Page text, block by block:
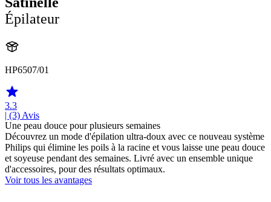
Épilateur
HP6507/01
3.3
| (3) Avis
Une peau douce pour plusieurs semaines
Découvrez un mode d'épilation ultra-doux avec ce nouveau système
Philips qui élimine les poils à la racine et vous laisse une peau douce
et soyeuse pendant des semaines. Livré avec un ensemble unique
d'accessoires, pour des résultats optimaux.
Voir tous les avantages